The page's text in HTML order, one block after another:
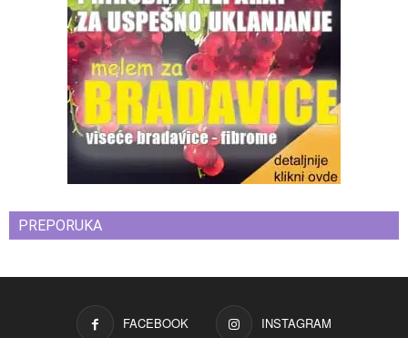
PREPORUKA
FACEBOOK INSTAGRAM